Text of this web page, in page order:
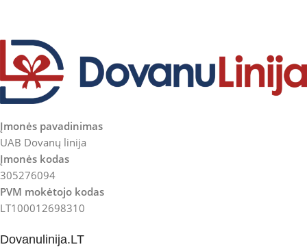
Įmonės pavadinimas
UAB Dovanų linija
Įmonės kodas
305276094
PVM mokėtojo kodas
LT100012698310
Dovanulinija.LT